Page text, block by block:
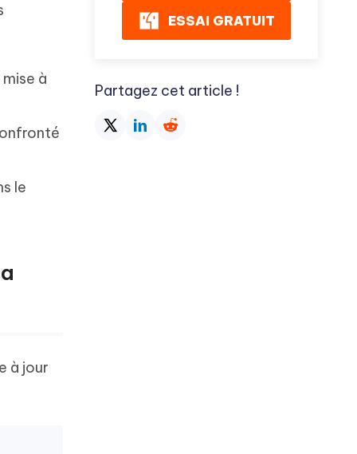
à
le
à jour
ESSAI GRATUIT
Partagez cet article !